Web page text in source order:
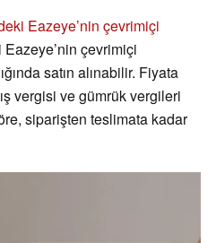
Eazeye’nin çevrimiçi
çevrimiçi
satın alınabilir. Fiyata
vergisi ve gümrük vergileri
siparişten teslimata kadar